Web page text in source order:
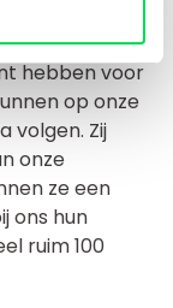
een
hebben voor
op onze
volgen. Zij
onze
ze een
ons hun
ruim 100